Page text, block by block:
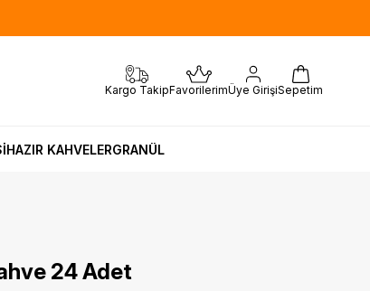
Kargo TakipFavorilerimÜye GirişiSepetim
HAZIR KAHVELERGRANÜL
24 Adet